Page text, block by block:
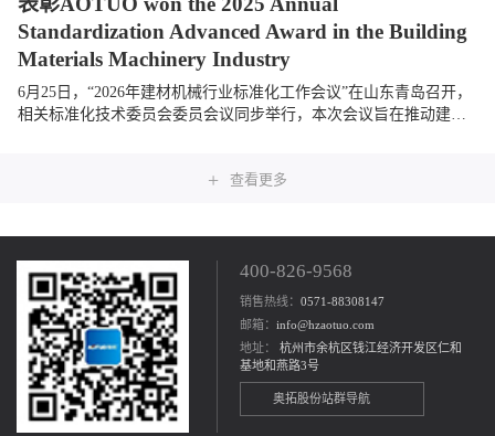
Standardization Advanced Award in the Building
Materials Machinery Industry
6月25日，“2026年建材机械行业标准化工作会议”在山东青岛召开，
相关标准化技术委员会委员会议同步举行，本次会议旨在推动建材
+ 查看更多
400-826-9568
销售热线：0571-88308147
邮箱：info@hzaotuo.com
地址：
杭州市余杭区钱江经济开发区仁和
基地和燕路3号
奥拓股份站群导航